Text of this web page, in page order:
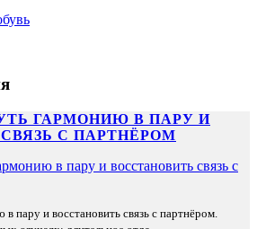
ГАРМОНИЮ В ПАРУ И
С ПАРТНЁРОМ
пару и восстановить связь с партнёром.